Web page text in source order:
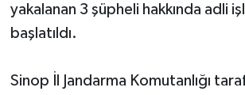
yakalanan 3 şüpheli hakkında adli
başlatıldı.
Sinop İl Jandarma Komutanlığı